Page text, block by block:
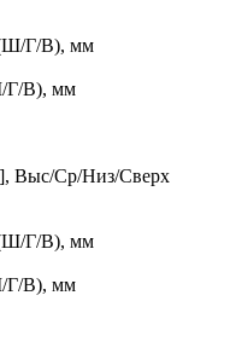
(Ш/Г/В), мм
Г/В), мм
Выс/Ср/Низ/Сверх
(Ш/Г/В), мм
Г/В), мм